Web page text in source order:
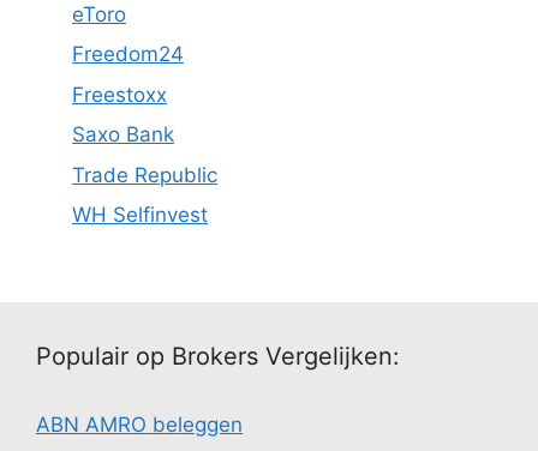
eToro
Freedom24
Freestoxx
Saxo Bank
Trade Republic
WH Selfinvest
Populair op Brokers Vergelijken:
ABN AMRO beleggen